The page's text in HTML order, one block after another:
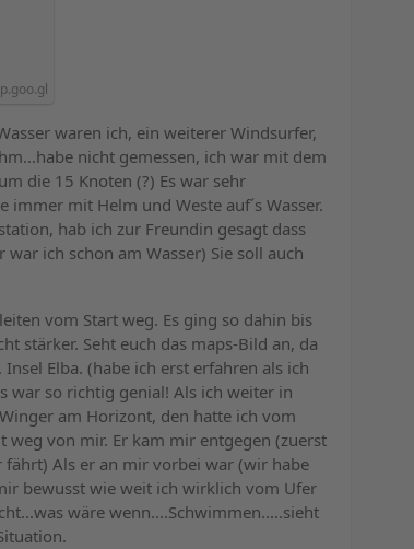
waren ich, ein weiterer Windsurfer,
nicht gemessen, ich war mit dem
die 15 Knoten (?) Es war sehr
immer mit Helm und Weste auf´s Wasser.
hab ich zur Freundin gesagt dass
ich schon am Wasser) Sie soll auch
vom Start weg. Es ging so dahin bis
stärker. Seht euch das maps-Bild an, da
Elba. (habe ich erst erfahren als ich
war so richtig genial! Als ich weiter in
am Horizont, den hatte ich vom
weg von mir. Er kam mir entgegen (zuerst
fährt) Als er an mir vorbei war (wir habe
bewusst wie weit ich wirklich vom Ufer
wäre wenn....Schwimmen.....sieht